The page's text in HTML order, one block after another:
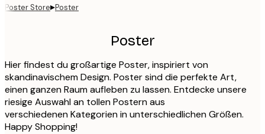
09
Poster Store▸Poster
Poster
Hier findest du großartige Poster, inspiriert von
skandinavischem Design. Poster sind die perfekte Art,
einen ganzen Raum aufleben zu lassen. Entdecke unsere
riesige Auswahl an tollen Postern aus
verschiedenen Kategorien in unterschiedlichen Größen.
Happy Shopping!